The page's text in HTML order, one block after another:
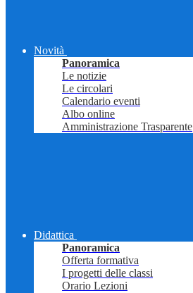
Novità
Panoramica
Le notizie
Le circolari
Calendario eventi
Albo online
Amministrazione Trasparente
Didattica
Panoramica
Offerta formativa
I progetti delle classi
Orario Lezioni